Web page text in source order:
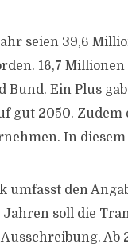
seien 39,6
16,7
Bund. Ein Plus
gut 2050.
In
umfasst den
soll die
Ab